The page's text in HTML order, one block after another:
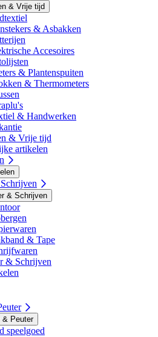
& Vrije tijd
& Asbakken
Accesoires
& Plantenspuiten
& Thermometers
& Handwerken
& Vrije tijd
artikelen
& Schrijven
& Tape
& Schrijven
& Peuter
speelgoed